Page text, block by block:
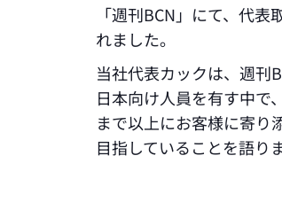
「週刊BCN」にて、代
れました。
当社代表カックは、週刊
日本向け人員を有す中で
まで以上にお客様に寄り
目指していることを語り